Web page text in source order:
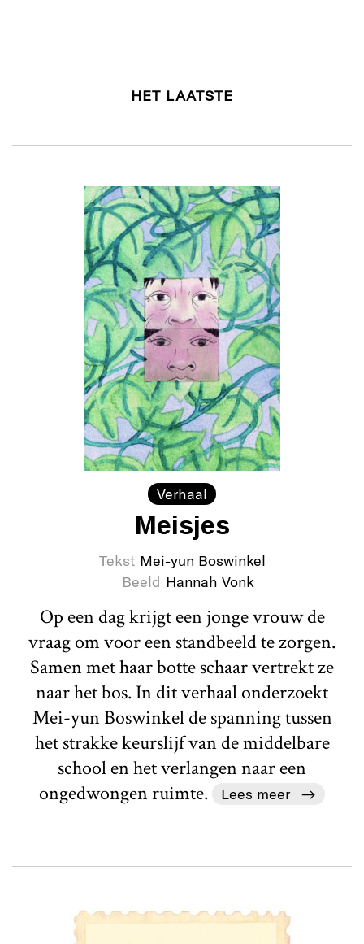
HET LAATSTE
Verhaal
Meisjes
Tekst Mei-yun Boswinkel
Beeld Hannah Vonk
Op een dag krijgt een jonge vrouw de
vraag om voor een standbeeld te zorgen.
Samen met haar botte schaar vertrekt ze
naar het bos. In dit verhaal onderzoekt
Mei-yun Boswinkel de spanning tussen
het strakke keurslijf van de middelbare
school en het verlangen naar een
ongedwongen ruimte.
Lees meer